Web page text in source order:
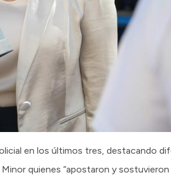
en los últimos tres, destacando
quienes “apostaron y